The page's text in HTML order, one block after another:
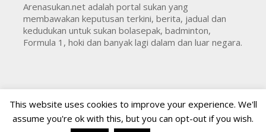
Arenasukan.net adalah portal sukan yang
membawakan keputusan terkini, berita, jadual dan
kedudukan untuk sukan bolasepak, badminton,
Formula 1, hoki dan banyak lagi dalam dan luar negara.
Copyright © 2026ArenasukanAll Right ReservedArenasukan
This website uses cookies to improve your experience. We'll
assume you're ok with this, but you can opt-out if you wish.